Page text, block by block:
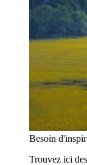
Besoin
Trouvez ici